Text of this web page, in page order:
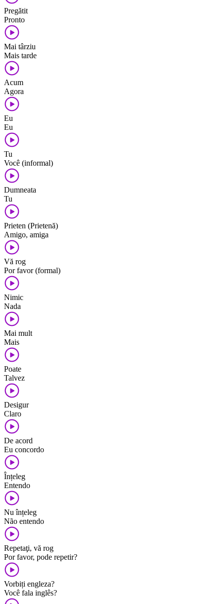
Pregătit
Pronto
Mai târziu
Mais tarde
Acum
Agora
Eu
Eu
Tu
Você (informal)
Dumneata
Tu
Prieten (Prietenă)
Amigo, amiga
Vă rog
Por favor (formal)
Nimic
Nada
Mai mult
Mais
Poate
Talvez
Desigur
Claro
De acord
Eu concordo
Înțeleg
Entendo
Nu înțeleg
Não entendo
Repetaţi, vă rog
Por favor, pode repetir?
Vorbiți engleza?
Você fala inglês?